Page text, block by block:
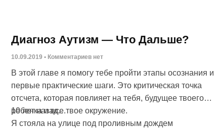
Диагноз Аутизм — Что Дальше?
10.09.2019 Комментариев нет
В этой главе я помогу тебе пройти этапы осознания и
первые практические шаги. Это критическая точка
отсчета, которая повлияет на тебя, будущее твоего
ребенка и все твое окружение.
10 лет назад…
Я стояла на улице под проливным дождем